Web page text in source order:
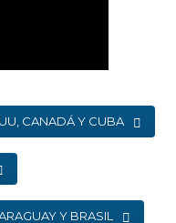
CANADÁ Y CUBA
Y BRASIL